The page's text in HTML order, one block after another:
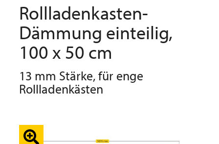
Rollladenkasten-
Dämmung einteilig,
100 x 50 cm
13 mm Stärke, für enge
Rollladenkästen